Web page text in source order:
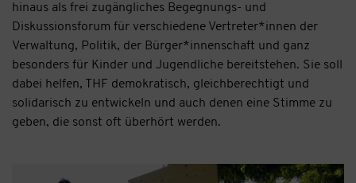
hinaus als frei zugängliches Begegnungs- und
Diskussionsforum für verschiedene Vertreter*innen der
Verwaltung, Politik, der Bürger*innenschaft und ganz
besonders für Kinder und Jugendliche bereitstehen. Sie soll
dabei helfen, THF demokratisch, gleichberechtigt und
solidarisch zu entwickeln und auch denen eine Stimme zu
geben, die sonst oft überhört werden.